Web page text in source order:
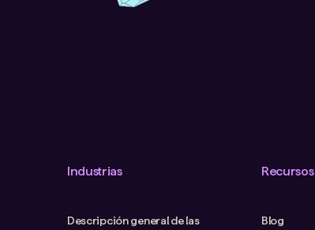
Industrias
Descripción general de las
Recursos
Blog